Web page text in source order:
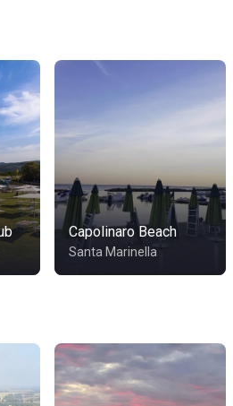
Capolinaro Beach
Santa Marinella